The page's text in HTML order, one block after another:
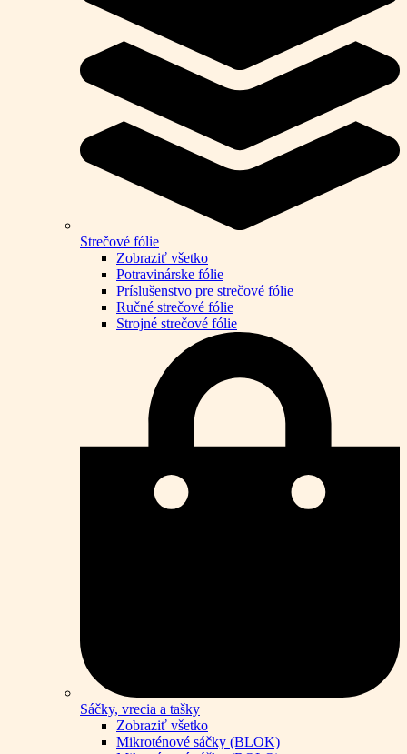
Strečové fólie
Zobraziť všetko
Potravinárske fólie
Príslušenstvo pre strečové fólie
Ručné strečové fólie
Strojné strečové fólie
Sáčky, vrecia a tašky
Zobraziť všetko
Mikroténové sáčky (BLOK)